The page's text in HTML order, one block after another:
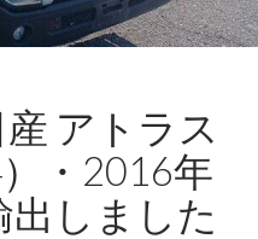
産 アトラス
）・2016年
しました